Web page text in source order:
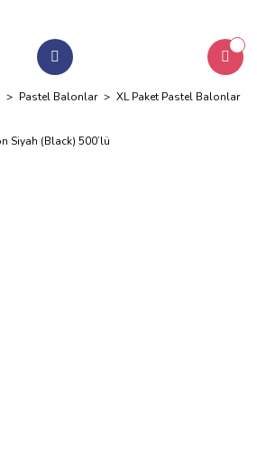
Pastel Balonlar XL Paket Pastel Balonlar